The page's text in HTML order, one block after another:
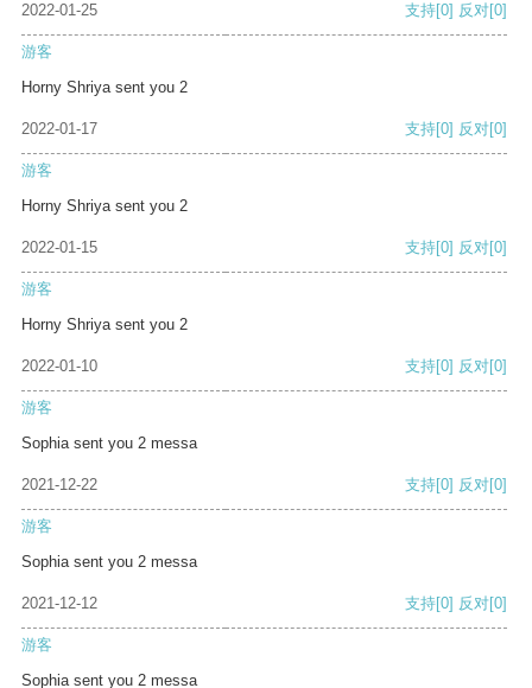
2022-01-25 支持[0] 反对[0]
游客
Horny Shriya sent you 2
2022-01-17 支持[0] 反对[0]
游客
Horny Shriya sent you 2
2022-01-15 支持[0] 反对[0]
游客
Horny Shriya sent you 2
2022-01-10 支持[0] 反对[0]
游客
Sophia sent you 2 messa
2021-12-22 支持[0] 反对[0]
游客
Sophia sent you 2 messa
2021-12-12 支持[0] 反对[0]
游客
Sophia sent you 2 messa